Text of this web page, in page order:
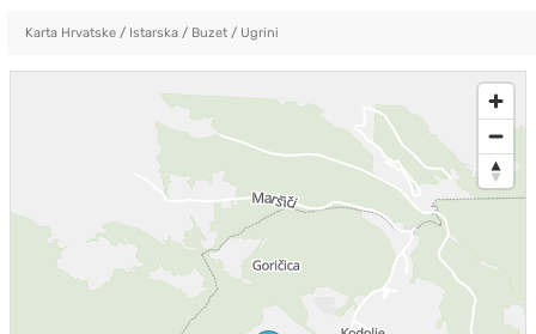
Karta Hrvatske/ Istarska/ Buzet/ Ugrini